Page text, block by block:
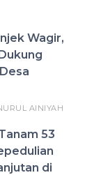
Wagir,
AINIYAH
53
di